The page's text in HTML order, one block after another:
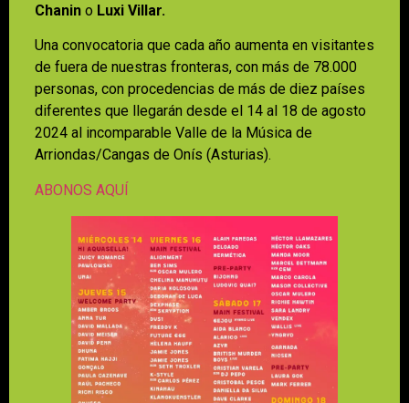
Chanin o Luxi Villar.
Una convocatoria que cada año aumenta en visitantes
de fuera de nuestras fronteras, con más de 78.000
personas, con procedencias de más de diez países
diferentes que llegarán desde el 14 al 18 de agosto
2024 al incomparable Valle de la Música de
Arriondas/Cangas de Onís (Asturias).
ABONOS AQUÍ